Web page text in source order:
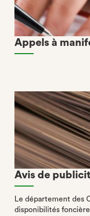
Appels à
Avis de
Le département des
disponibilités